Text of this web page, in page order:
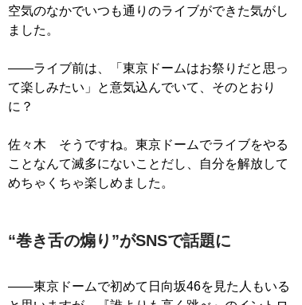
空気のなかでいつも通りのライブができた気がし
ました。
――ライブ前は、「東京ドームはお祭りだと思っ
て楽しみたい」と意気込んでいて、そのとおり
に？
佐々木 そうですね。東京ドームでライブをやる
ことなんて滅多にないことだし、自分を解放して
めちゃくちゃ楽しめました。
“巻き舌の煽り”がSNSで話題に
――東京ドームで初めて日向坂46を見た人もいる